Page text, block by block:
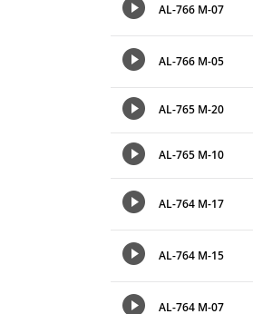
AL-766 M-07
AL-766 M-05
AL-765 M-20
AL-765 M-10
AL-764 M-17
AL-764 M-15
AL-764 M-07